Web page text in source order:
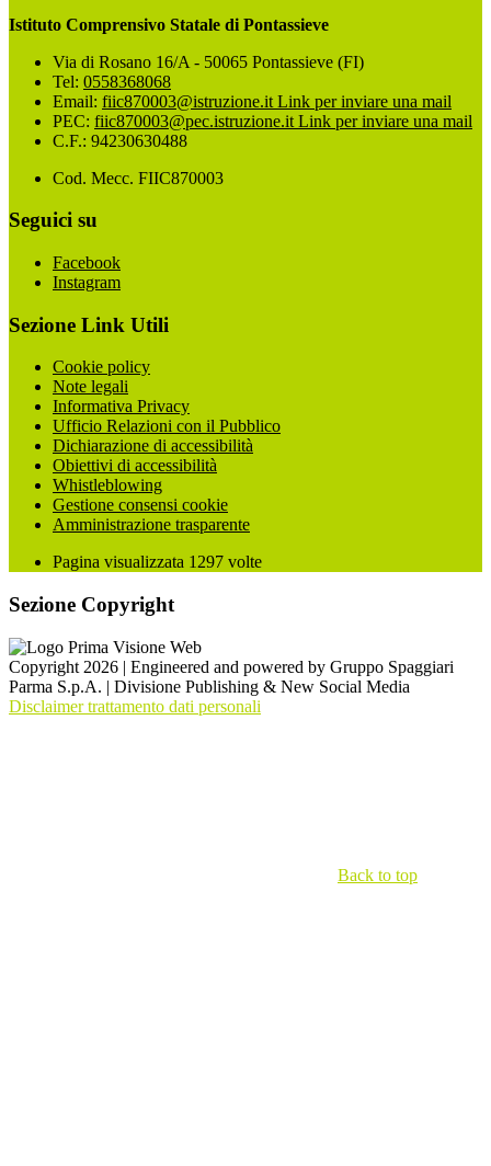
Istituto Comprensivo Statale di Pontassieve
Via di Rosano 16/A - 50065 Pontassieve (FI)
Tel: 0558368068
Email: fiic870003@istruzione.it Link per inviare una mail
PEC: fiic870003@pec.istruzione.it Link per inviare una mail
C.F.: 94230630488
Cod. Mecc. FIIC870003
Seguici su
Facebook
Instagram
Sezione Link Utili
Cookie policy
Note legali
Informativa Privacy
Ufficio Relazioni con il Pubblico
Dichiarazione di accessibilità
Obiettivi di accessibilità
Whistleblowing
Gestione consensi cookie
Amministrazione trasparente
Pagina visualizzata 1297 volte
Sezione Copyright
Copyright 2026 | Engineered and powered by Gruppo Spaggiari
Parma S.p.A. | Divisione Publishing & New Social Media
Disclaimer trattamento dati personali
Back to top